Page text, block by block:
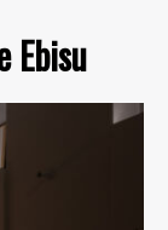
Ebisu